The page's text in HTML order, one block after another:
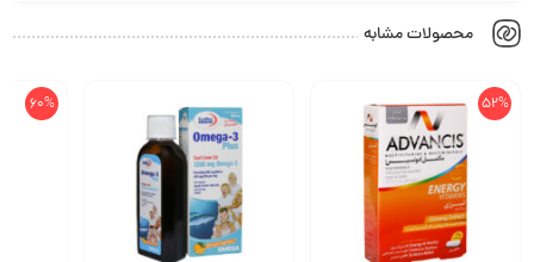
محصولات مشابه
52%
60%